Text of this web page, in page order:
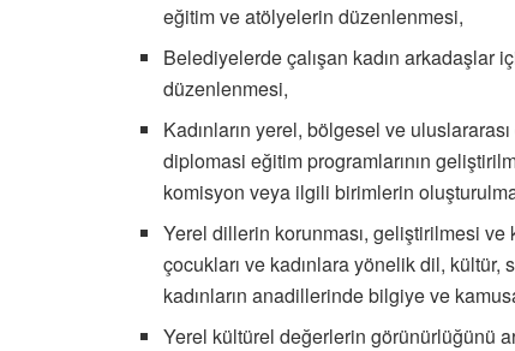
eğitim ve atölyelerin düzenlenmesi,
Belediyelerde çalışan kadın
düzenlenmesi,
Kadınların yerel, bölgesel ve
diplomasi eğitim programlarının
komisyon veya ilgili birimlerin
Yerel dillerin korunması, geliştirilmesi ve
çocukları ve kadınlara yönelik dil,
kadınların anadillerinde bilgiye ve
Yerel kültürel değerlerin görünürlüğünü